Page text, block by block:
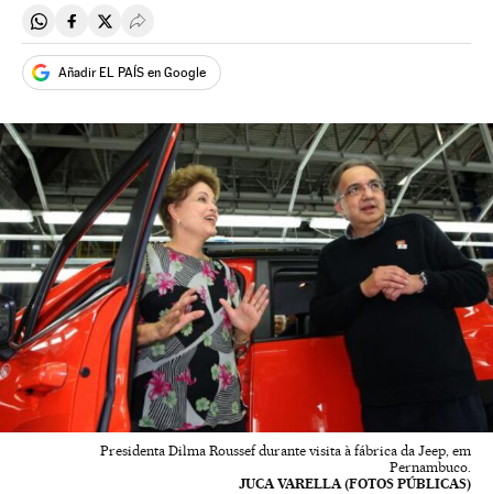
Compartir en Whatsapp
Compartir en Facebook
Compartir en Twitter
Desplegar Redes Sociales
Añadir EL PAÍS en Google
Presidenta Dilma Roussef durante visita à fábrica da Jeep, em
Pernambuco.
JUCA VARELLA (FOTOS PÚBLICAS)